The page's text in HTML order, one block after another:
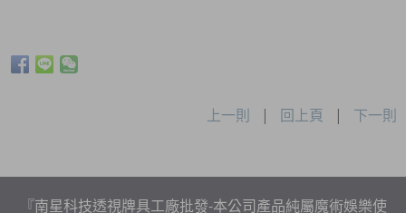
上一則 | 回上頁 | 下一則
『南星科技透視牌具工廠批發-本公司產品純屬魔術娛樂使